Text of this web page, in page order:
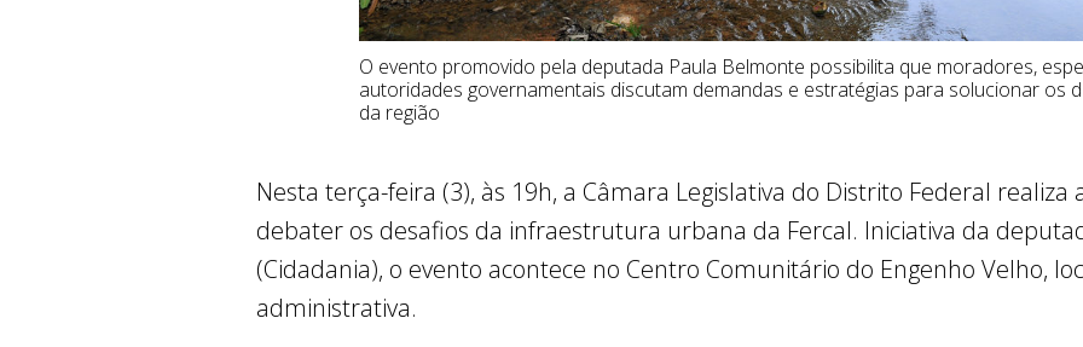
O evento promovido pela deputada Paula Belmonte possibilita que moradores,
autoridades governamentais discutam demandas e estratégias para solucionar os
da região
Nesta terça-feira (3), às 19h, a Câmara Legislativa do Distrito Federal
debater os desafios da infraestrutura urbana da Fercal. Iniciativa da
(Cidadania), o evento acontece no Centro Comunitário do Engenho Velho,
administrativa.